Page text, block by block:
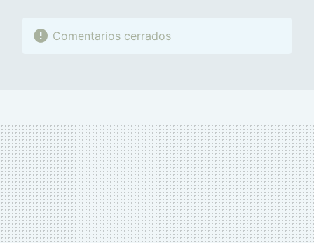
Comentarios cerrados